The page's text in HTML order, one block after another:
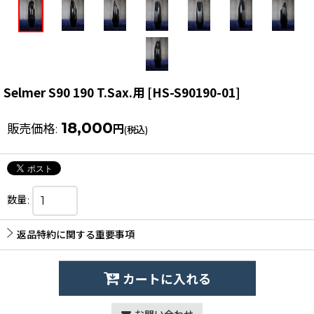
Selmer S90 190 T.Sax.用 [HS-S90190-01]
販売価格: 18,000 円(税込)
数量:
返品特約に関する重要事項
カートに入れる